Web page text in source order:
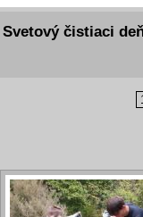
Svetový čistiaci